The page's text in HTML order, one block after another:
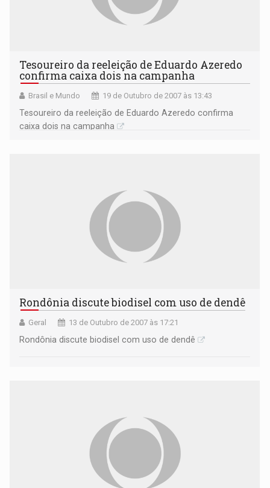
Tesoureiro da reeleição de Eduardo Azeredo
confirma caixa dois na campanha
Brasil e Mundo 19 de Outubro de 2007 às 13:43
Tesoureiro da reeleição de Eduardo Azeredo confirma
caixa dois na campanha
Rondônia discute biodisel com uso de dendê
Geral 13 de Outubro de 2007 às 17:21
Rondônia discute biodisel com uso de dendê